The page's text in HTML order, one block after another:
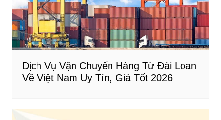
Dịch Vụ Vận Chuyển Hàng Từ Đài Loan
Về Việt Nam Uy Tín, Giá Tốt 2026